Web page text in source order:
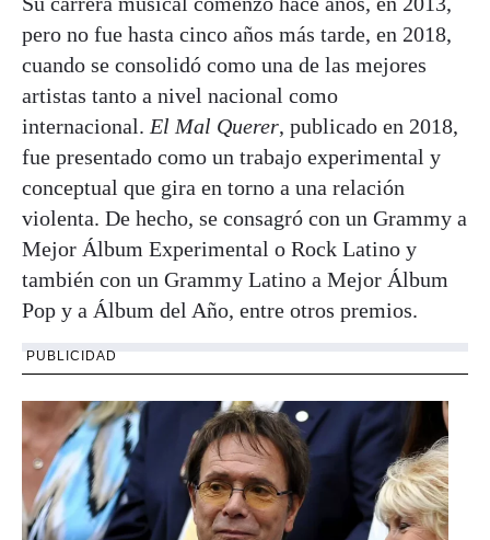
pero no fue hasta cinco años más tarde, en 2018,
cuando se consolidó como una de las mejores
artistas tanto a nivel nacional como
internacional. El Mal Querer, publicado en 2018,
fue presentado como un trabajo experimental y
conceptual que gira en torno a una relación
violenta. De hecho, se consagró con un Grammy a
Mejor Álbum Experimental o Rock Latino y
también con un Grammy Latino a Mejor Álbum
Pop y a Álbum del Año, entre otros premios.
PUBLICIDAD